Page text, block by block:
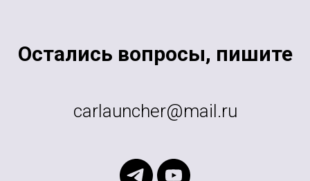
Остались вопросы, пишите
carlauncher@mail.ru